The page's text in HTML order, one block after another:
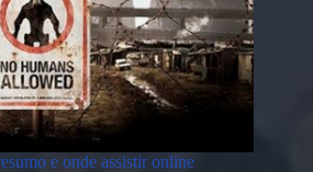
e onde assistir online